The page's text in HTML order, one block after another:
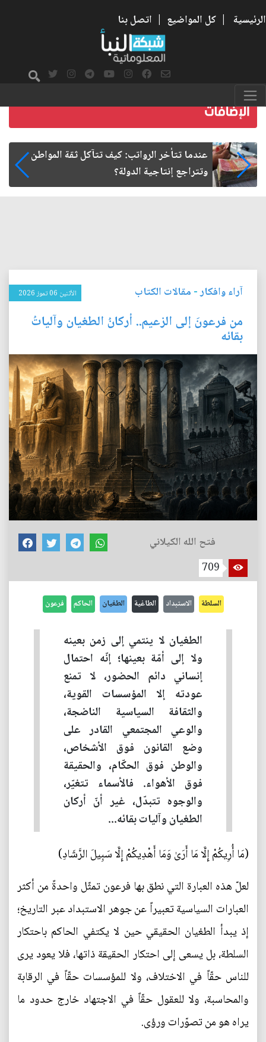
الرئيسية | كل المواضيع | اتصل بنا
صمت الطريق بعد الأربعين
آراء وافكار- مقالات الكتاب الأثنين 06 تموز 2026
من فرعونَ إلى الزعيم.. أركانُ الطغيان وآلياتُ
بقائه
فتح الله الكيلاني
709
السلطة الاستبداد الطاغية الطغيان الحاكم فرعون
الطغيان لا ينتمي إلى زمن بعينه
ولا إلى أمّة بعينها؛ إنّه احتمال
إنساني دائم الحضور، لا تمنع
عودته إلا المؤسسات القوية،
والثقافة السياسية الناضجة،
والوعي المجتمعي القادر على
وضع القانون فوق الأشخاص،
والوطن فوق الحكّام، والحقيقة
فوق الأهواء. فالأسماء تتغيّر،
والوجوه تتبدّل، غير أنّ أركان
الطغيان وآليات بقائه...
(مَا أُرِيكُمْ إِلَّا مَا أَرَىٰ وَمَا أَهْدِيكُمْ إِلَّا سَبِيلَ الرَّشَادِ)
لعلّ هذه العبارة التي نطق بها فرعون تمثّل واحدةً من أكثر
العبارات السياسية تعبيراً عن جوهر الاستبداد عبر التاريخ؛
إذ يبدأ الطغيان الحقيقي حين لا يكتفي الحاكم باحتكار
السلطة، بل يسعى إلى احتكار الحقيقة ذاتها، فلا يعود يرى
للناس حقّاً في الاختلاف، ولا للمؤسسات حقّاً في الرقابة
والمحاسبة، ولا للعقول حقّاً في الاجتهاد خارج حدود ما
يراه هو من تصوّرات ورؤى.